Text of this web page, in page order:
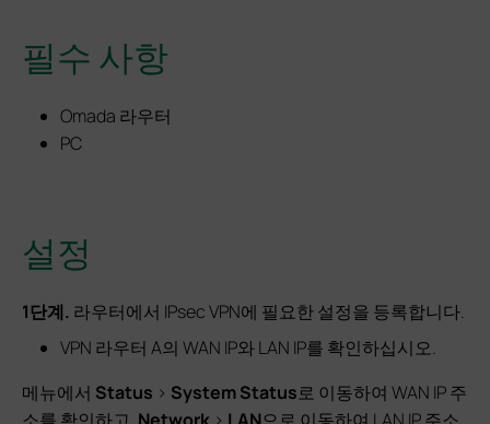
필수 사항
Omada 라우터
PC
설정
1단계. 라우터에서 IPsec VPN에 필요한 설정을 등록합니다.
VPN 라우터 A의 WAN IP와 LAN IP를 확인하십시오.
메뉴에서 Status > System Status로 이동하여 WAN IP 주